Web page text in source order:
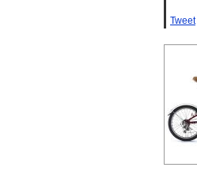
Tweet